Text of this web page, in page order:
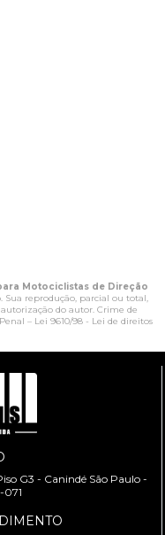
Motociclistas de Direção
Sua reprodução, parcial ou total,
do autor. Crime de
– Lei 9610/98 - Lei de direitos
G3 - Canindé São Paulo -
071